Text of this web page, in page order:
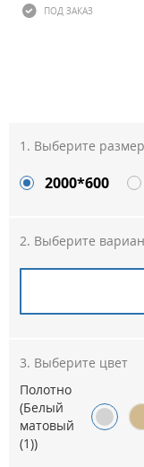
ПОД ЗАКАЗ
Выберите
2000*600
Выберите
Выберите цвет
Полотно
(Белый
матовый
(1))